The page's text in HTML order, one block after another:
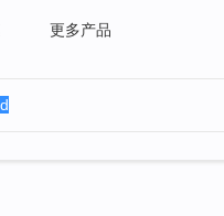
更多产品